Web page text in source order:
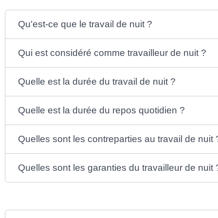
Qu'est-ce que le travail de nuit ?
Qui est considéré comme travailleur de nuit ?
Quelle est la durée du travail de nuit ?
Quelle est la durée du repos quotidien ?
Quelles sont les contreparties au travail de nuit
Quelles sont les garanties du travailleur de nuit